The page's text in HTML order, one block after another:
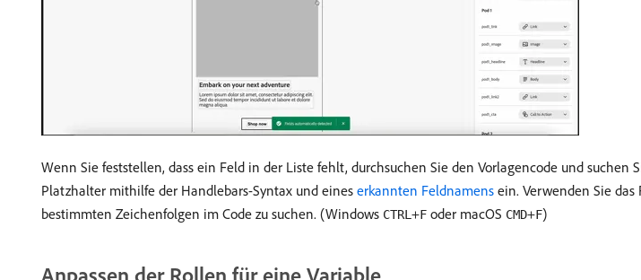
Wenn Sie feststellen, dass ein Feld in der Liste fehlt, durchsuchen Sie den Vorlagencode und
Platzhalter mithilfe der Handlebars-Syntax und eines erkannten Feldnamens ein. Verwenden Sie
bestimmten Zeichenfolgen im Code zu suchen. (Windows CTRL +F oder macOS CMD+F)
Anpassen der Rollen für eine Variable